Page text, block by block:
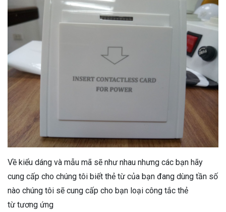
Về kiểu dáng và mẫu mã sẽ như nhau nhưng các bạn hãy
cung cấp cho chúng tôi biết thẻ từ của bạn đang dùng tần số
nào chúng tôi sẽ cung cấp cho bạn loại công tắc thẻ
từ tương ứng